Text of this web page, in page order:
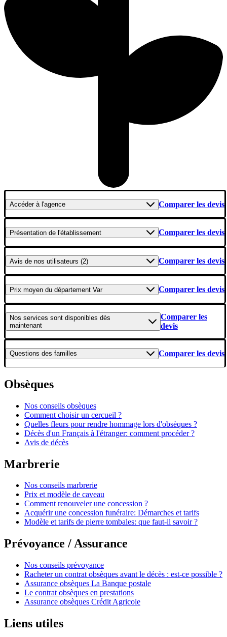
Accéderà l'agence Comparer les devis
Présentation de l'établissement Comparer les devis
Avis de nos utilisateurs (2) Comparer les devis
Prix moyen du département Var Comparer les devis
Nos services sont disponibles dès
maintenant
Comparer les
devis
Questions des familles Comparer les devis
Obsèques
Nos conseils obsèques
Comment choisir un cercueil ?
Quelles fleurs pour rendre hommage lors d'obsèques ?
Décès d'un Français à l'étranger: comment procéder ?
Avis de décès
Marbrerie
Nos conseils marbrerie
Prix et modèle de caveau
Comment renouveler une concession ?
Acquérir une concession funéraire: Démarches et tarifs
Modèle et tarifs de pierre tombales: que faut-il savoir ?
Prévoyance / Assurance
Nos conseils prévoyance
Racheter un contrat obsèques avant le décès : est-ce possible ?
Assurance obsèques La Banque postale
Le contrat obsèques en prestations
Assurance obsèques Crédit Agricole
Liens utiles